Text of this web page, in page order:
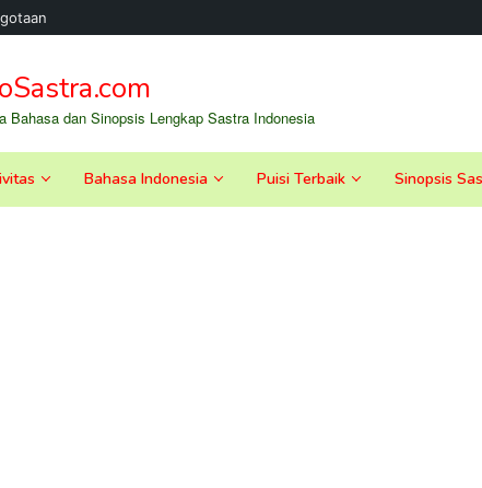
Bahasa dan Sinopsis Lengkap Sastra Indonesia
Bahasa Indonesia Puisi Terbaik Sinopsis